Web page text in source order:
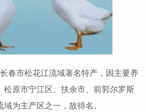
春市松花江流域著名特产，因主要养
松原市宁江区、扶余市、前郭尔罗斯
为主产区之一，故得名。